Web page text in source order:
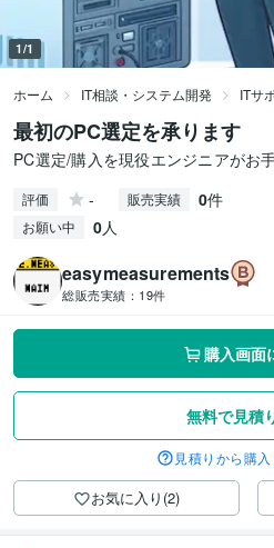
1/1
ホーム IT相談・システム開発 ITサ
最初のPC選定を承ります
PC選定/購入を現役エンジニアがお
評価 - 販売実績 0件
お願い中 0人
easymeasurements
総販売実績： 19件
購入画面
無料で見積
見積りから購
お気に入り(2)